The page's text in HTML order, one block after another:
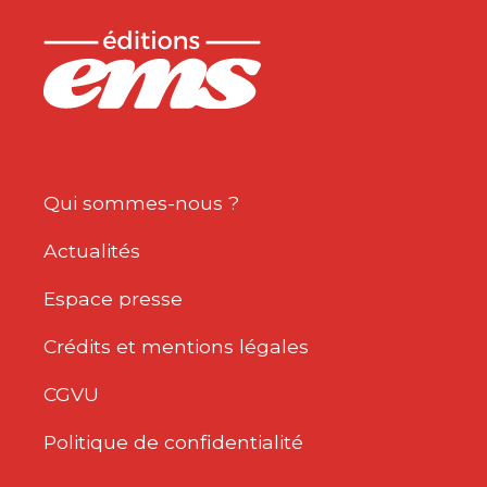
Qui sommes-nous ?
Actualités
Espace presse
Crédits et mentions légales
CGVU
Politique de confidentialité